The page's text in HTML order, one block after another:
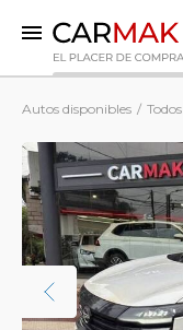
0 KM
Usados Premium
VENDÉ TU AUTO
CLIENTES
Autos disponibles Todos